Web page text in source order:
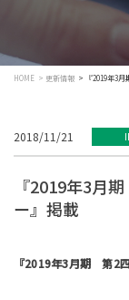
HOME 更新情報 『2019年3
2018/11/21
『2019年3月
ー』掲載
『2019年3月期 第2